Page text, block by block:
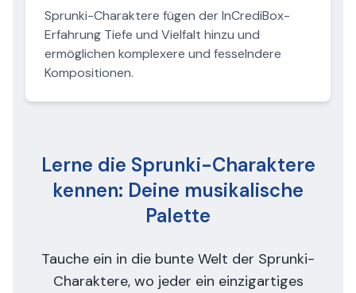
Sprunki-Charaktere fügen der InCrediBox-
Erfahrung Tiefe und Vielfalt hinzu und
ermöglichen komplexere und fesselndere
Kompositionen.
Lerne die Sprunki-Charaktere
kennen: Deine musikalische
Palette
Tauche ein in die bunte Welt der Sprunki-
Charaktere, wo jeder ein einzigartiges